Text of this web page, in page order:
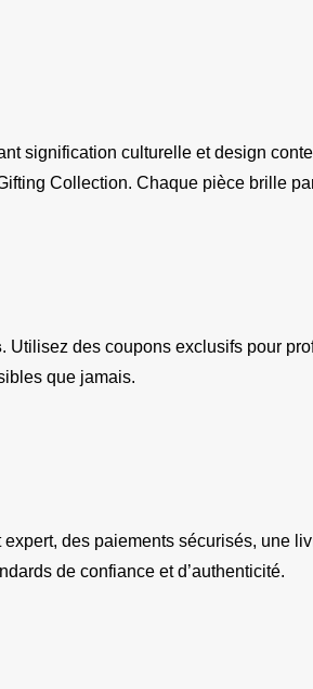
signification culturelle et design
Collection. Chaque pièce brille
. Utilisez des coupons exclusifs pour
que jamais.
des paiements sécurisés, une
de confiance et d’authenticité.